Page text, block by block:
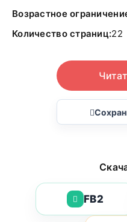
Возрастное
Количество страниц:22
FB2